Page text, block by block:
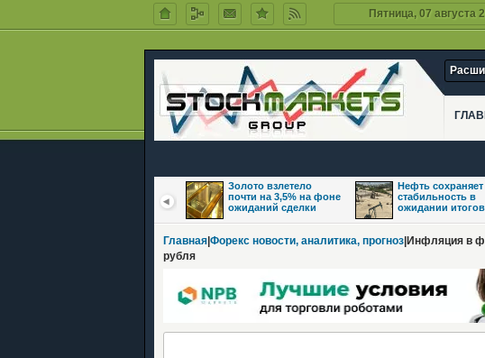
Пятница, 07 августа
Золото взлетело
почти на 3,5% на фоне
ожиданий сделки
Нефть сохраняет
стабильность в
ожидании итогов
Главная Форекс новости, аналитика, прогноз |Инфляция в
рубля